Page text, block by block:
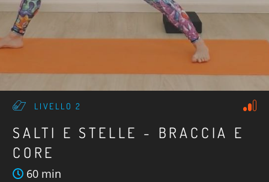
LIVELLO 2
SALTI E STELLE - BRACCIA E
CORE
60 min